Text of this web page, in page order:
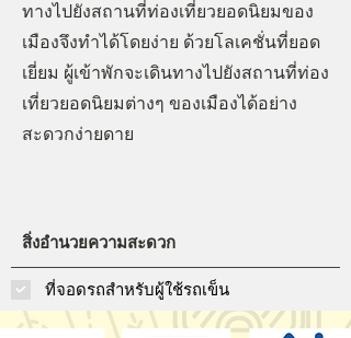
ทางไปยังสถานที่ท่องเที่ยวยอดนิยมของ
เมืองจึงทำได้โดยง่าย ด้วยโลเคชั่นที่ยอด
เยี่ยม ผู้เข้าพักจะเดินทางไปยังสถานที่ท่อง
เที่ยวยอดนิยมต่างๆ ของเมืองได้อย่าง
สะดวกง่ายดาย
สิ่งอำนวยความสะดวก
ที่จอดรถสำหรับผู้ใช้รถเข็น